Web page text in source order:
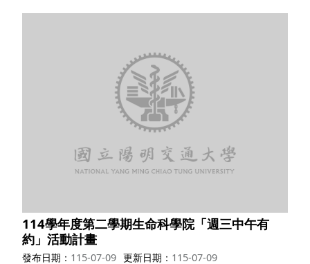
114學年度第二學期生命科學院「週三中午有
約」活動計畫
發布日期 115-07-09 更新日期 115-07-09